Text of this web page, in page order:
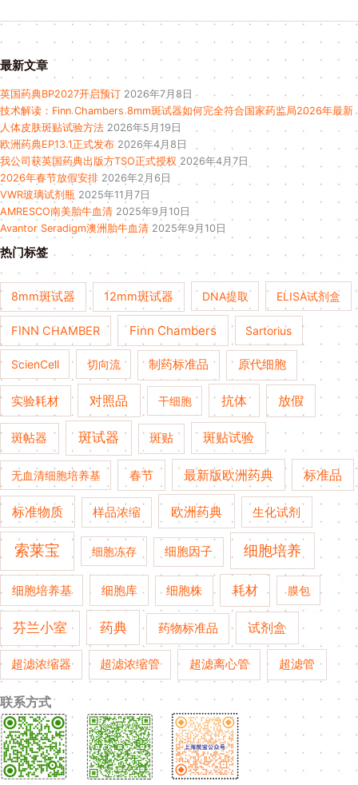
最新文章
英国药典BP2027开启预订 2026年7月8日
技术解读：Finn Chambers 8mm斑试器如何完全符合国家药监局2026年最新
人体皮肤斑贴试验方法 2026年5月19日
欧洲药典EP13.1正式发布 2026年4月8日
我公司获英国药典出版方TSO正式授权 2026年4月7日
2026年春节放假安排 2026年2月6日
VWR玻璃试剂瓶 2025年11月7日
AMRESCO南美胎牛血清 2025年9月10日
Avantor Seradigm澳洲胎牛血清 2025年9月10日
热门标签
8mm斑试器 12mm斑试器 DNA提取 ELISA试剂盒
FINN CHAMBER Finn Chambers Sartorius
ScienCell 切向流 制药标准品 原代细胞
实验耗材 对照品 干细胞 抗体 放假
斑帖器 斑试器 斑贴 斑贴试验
无血清细胞培养基 春节 最新版欧洲药典 标准品
标准物质 样品浓缩 欧洲药典 生化试剂
索莱宝 细胞冻存 细胞因子 细胞培养
细胞培养基 细胞库 细胞株 耗材 膜包
芬兰小室 药典 药物标准品 试剂盒
超滤浓缩器 超滤浓缩管 超滤离心管 超滤管
联系方式